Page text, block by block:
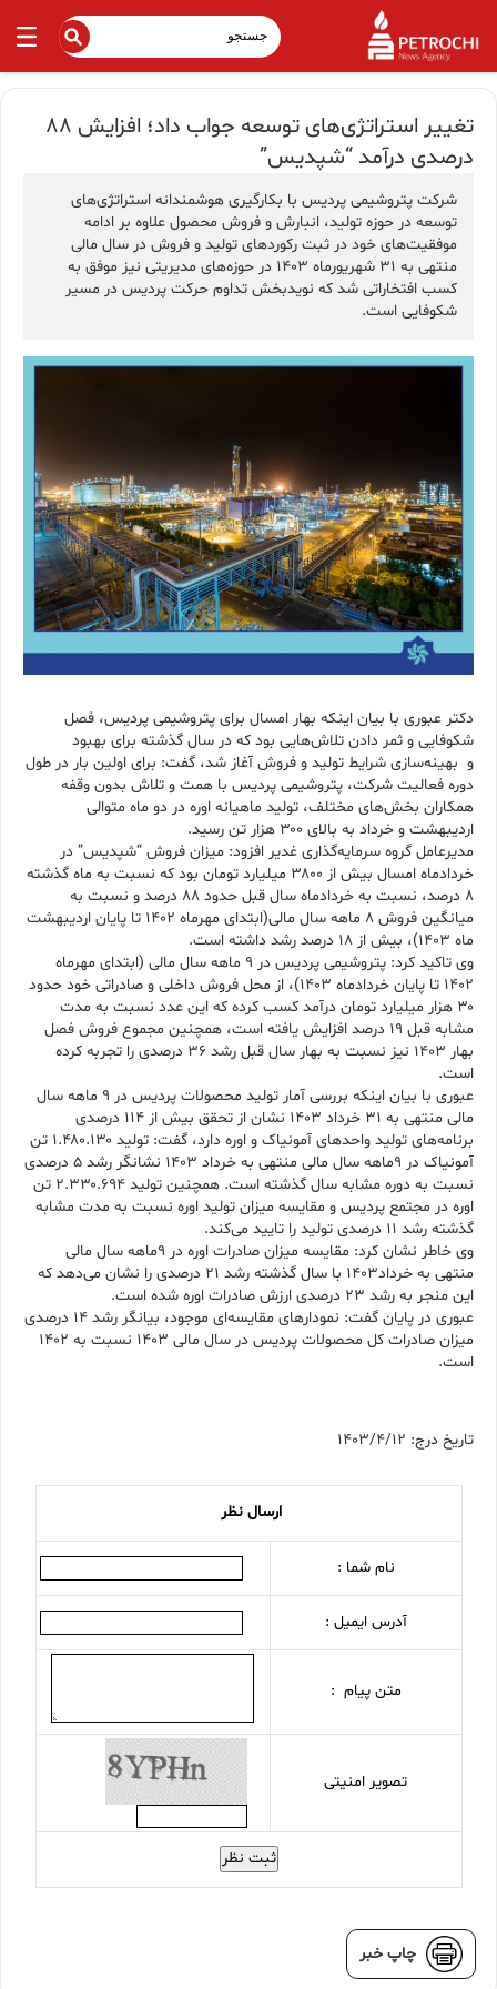
تغییر استراتژی‌های توسعه جواب داد؛ افزایش ۸۸
درصدی درآمد “شپدیس”
شرکت پتروشیمی پردیس با بکارگیری هوشمندانه استراتژی‌های
توسعه‌ در حوزه تولید، انبارش و فروش محصول علاوه بر ادامه
موفقیت‌های خود در ثبت رکوردهای تولید و فروش در سال مالی
منتهی به ۳۱ شهریورماه ۱۴۰۳ در حوزه‌های مدیریتی نیز موفق به
کسب افتخاراتی شد که نویدبخش تداوم حرکت پردیس در مسیر
شکوفایی است.
دکتر عبوری با بیان اینکه بهار امسال برای پتروشیمی پردیس، فصل
شکوفایی و ثمر دادن تلاش‌هایی بود که در سال گذشته برای بهبود
و بهینه‌سازی شرایط تولید و فروش آغاز شد، گفت: برای اولین بار در طول
دوره فعالیت شرکت، پتروشیمی پردیس با همت و تلاش بدون وقفه
همکاران بخش‌­های مختلف، تولید ماهیانه اوره در دو ماه متوالی
اردیبهشت و خرداد به بالای ۳۰۰ هزار تن رسید.
مدیرعامل گروه سرمایه‌گذاری غدیر افزود: میزان فروش “شپدیس” در
خردادماه امسال بیش از ۳۸۰۰ میلیارد تومان بود که نسبت به ماه گذشته
۸ درصد، نسبت به خردادماه سال قبل حدود ۸۸ درصد و نسبت به
میانگین فروش ۸ ماهه سال مالی(ابتدای مهرماه ۱۴۰۲ تا پایان اردیبهشت
ماه ۱۴۰۳)، بیش از ۱۸ درصد رشد داشته است.
وی تاکید کرد: پتروشیمی پردیس در ۹ ماهه سال مالی (ابتدای مهرماه
۱۴۰۲ تا پایان خردادماه ۱۴۰۳)، از محل فروش داخلی و صادراتی خود حدود
۳۰ هزار میلیارد تومان درآمد کسب کرده که این عدد نسبت به مدت
مشابه قبل ۱۹ درصد افزایش یافته است، همچنین مجموع فروش فصل
بهار ۱۴۰۳ نیز نسبت به بهار سال قبل رشد ۳۶ درصدی را تجربه کرده
است.
عبوری با بیان اینکه بررسی آمار تولید محصولات پردیس در ۹ ماهه سال
مالی منتهی به ۳۱ خرداد ۱۴۰۳ نشان از تحقق بیش از ۱۱۴ درصدی
برنامه‌های تولید واحدهای آمونیاک و اوره دارد، گفت: تولید ۱.۴۸۰.۱۳۰ تن
آمونیاک در ۹ماهه سال مالی منتهی به خرداد ۱۴۰۳ نشانگر رشد ۵ درصدی
نسبت به دوره مشابه سال گذشته است. همچنین تولید ۲.۳۳۰.۶۹۴ تن
اوره در مجتمع پردیس و مقایسه میزان تولید اوره نسبت به مدت مشابه
گذشته رشد ۱۱ درصدی تولید را تایید می‌کند.
وی خاطر نشان کرد: مقایسه میزان صادرات اوره در ۹ماهه سال مالی
منتهی به خرداد۱۴۰۳ با سال گذشته رشد ۲۱ درصدی را نشان می‌دهد که
این منجر به رشد ۲۳ درصدی ارزش صادرات اوره شده است.
عبوری در پایان گفت: نمودارهای مقایسه‌ای موجود، بیانگر رشد ۱۴ درصدی
میزان صادرات کل محصولات پردیس در سال مالی ۱۴۰۳ نسبت به ۱۴۰۲
است.
تاریخ درج: 1403/4/12
ارسال نظر
نام شما :
آدرس ایمیل :
متن پیام :
تصویر امنیتی
ثبت نظر
چاپ خبر